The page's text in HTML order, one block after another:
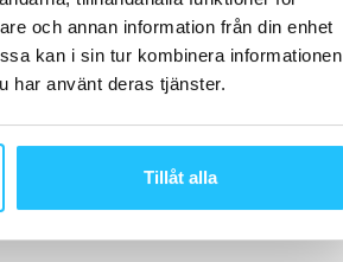
och annan information från din enhet
kan i sin tur kombinera informationen
har använt deras tjänster.
Tillåt alla
av